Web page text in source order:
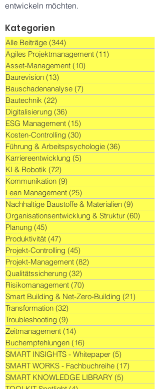
entwickeln möchten.
Kategorien
Alle Beiträge (344)
Agiles Projektmanagement (11)
Asset-Management (10)
Baurevision (13)
Bauschadenanalyse (7)
Bautechnik (22)
Digitalisierung (36)
ESG Management (15)
Kosten-Controlling (30)
Führung & Arbeitspsychologie (36)
Karriereentwicklung (5)
KI & Robotik (72)
Kommunikation (9)
Lean Management (25)
Nachhaltige Baustoffe & Materialien (9)
Organisationsentwicklung & Struktur (60)
Planung (45)
Produktivität (47)
Projekt-Controlling (45)
Projekt-Management (82)
Qualitätssicherung (32)
Risikomanagement (70)
Smart Building & Net-Zero-Building (21)
Transformation (32)
Troubleshooting (9)
Zeitmanagement (14)
Buchempfehlungen (16)
SMART INSIGHTS - Whitepaper (5)
SMART WORKS - Fachbuchreihe (17)
SMART KNOWLEDGE LIBRARY (5)